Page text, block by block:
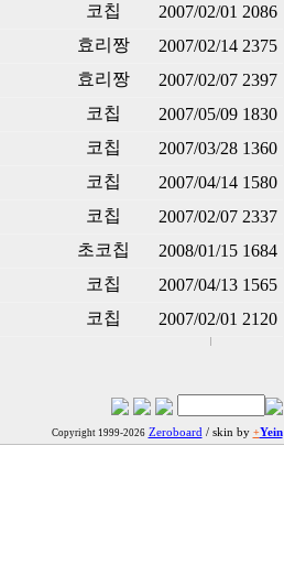
코칩 2007/02/01 2086
효리짱 2007/02/14 2375
효리짱 2007/02/07 2397
코칩 2007/05/09 1830
코칩 2007/03/28 1360
코칩 2007/04/14 1580
코칩 2007/02/07 2337
초코칩 2008/01/15 1684
코칩 2007/04/13 1565
코칩 2007/02/01 2120
Copyright 1999-2026 Zeroboard / skin by +Yein